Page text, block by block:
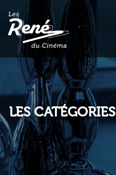
LES CATÉGORIES